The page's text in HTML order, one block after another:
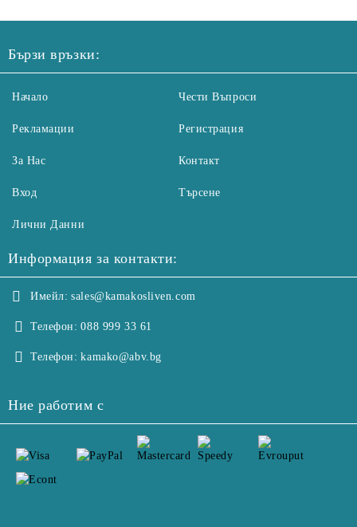
Бързи връзки:
Начало
Рекламации
За Нас
Вход
Чести Въпроси
Регистрация
Контакт
Търсене
Лични Данни
Информация за контакти:
Имейл: sales@kamakosliven.com
Телефон: 088 999 33 61
Телефон: kamako@abv.bg
Ние работим с